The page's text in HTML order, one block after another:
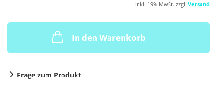
inkl. 19% MwSt. zzgl. Versand
In den Warenkorb
Frage zum Produkt